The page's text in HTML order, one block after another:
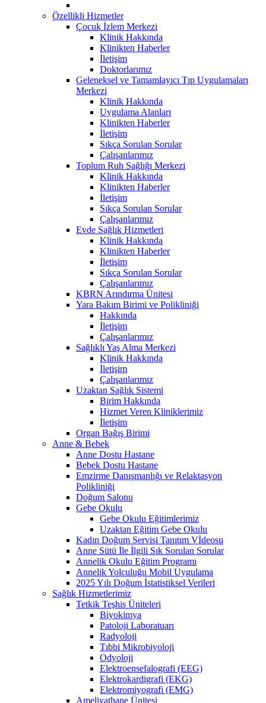
Özellikli Hizmetler
Çocuk İzlem Merkezi
Klinik Hakkında
Klinikten Haberler
İletişim
Doktorlarımız
Geleneksel ve Tamamlayıcı Tıp Uygulamaları
Merkezi
Klinik Hakkında
Uygulama Alanları
Klinikten Haberler
İletişim
Sıkça Sorulan Sorular
Çalışanlarımız
Toplum Ruh Sağlığı Merkezi
Klinik Hakkında
Klinikten Haberler
İletişim
Sıkça Sorulan Sorular
Çalışanlarımız
Evde Sağlık Hizmetleri
Klinik Hakkında
Klinikten Haberler
İletişim
Sıkça Sorulan Sorular
Çalışanlarımız
KBRN Arındırma Ünitesi
Yara Bakım Birimi ve Polikliniği
Hakkında
İletişim
Çalışanlarımız
Sağlıklı Yaş Alma Merkezi
Klinik Hakkında
İletişim
Çalışanlarımız
Uzaktan Sağlık Sistemi
Birim Hakkında
Hizmet Veren Kliniklerimiz
İletişim
Organ Bağış Birimi
Anne & Bebek
Anne Dostu Hastane
Bebek Dostu Hastane
Emzirme Danışmanlığı ve Relaktasyon
Polikliniği
Doğum Salonu
Gebe Okulu
Gebe Okulu Eğitimlerimiz
Uzaktan Eğitim Gebe Okulu
Kadın Doğum Servisi Tanıtım Vİdeosu
Anne Sütü İle İlgili Sık Sorulan Sorular
Annelik Okulu Eğitim Programı
Annelik Yolculuğu Mobil Uygulama
2025 Yılı Doğum İstatistiksel Verileri
Sağlık Hizmetlerimiz
Tetkik Teşhis Üniteleri
Biyokimya
Patoloji Laboratuarı
Radyoloji
Tıbbi Mikrobiyoloji
Odyoloji
Elektroensefalografi (EEG)
Elektrokardigrafi (EKG)
Elektromiyografi (EMG)
Ameliyathane Ünitesi